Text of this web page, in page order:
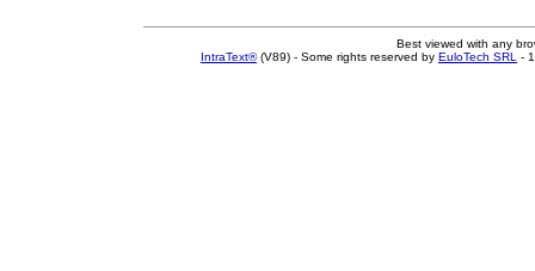
Best viewed with any
IntraText®(V89) - Some rights reserved by EuloTech SRL -